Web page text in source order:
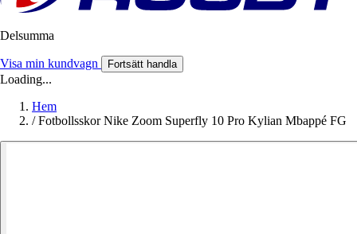
Delsumma
Visa min kundvagn Fortsätt handla
Loading...
Hem
/ Fotbollsskor Nike Zoom Superfly 10 Pro Kylian Mbappé FG